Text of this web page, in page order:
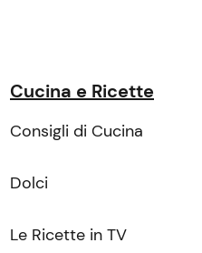
Cucina e Ricette
Consigli di Cucina
Dolci
Le Ricette in TV